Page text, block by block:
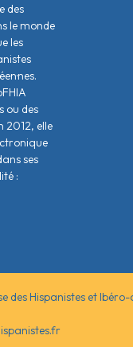
des
le monde
les
ou des
2012, elle
ses
:
des Hispanistes et